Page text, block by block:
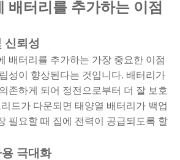
배터리를 추가하는 이점
신뢰성
배터리를 추가하는 가장 중요한 이점
성이 향상된다는 것입니다. 배터리가
존하게 되어 정전으로부터 더 잘 보호
드가 다운되면 태양열 배터리가 백업
필요할 때 집에 전력이 공급되도록 할
극대화